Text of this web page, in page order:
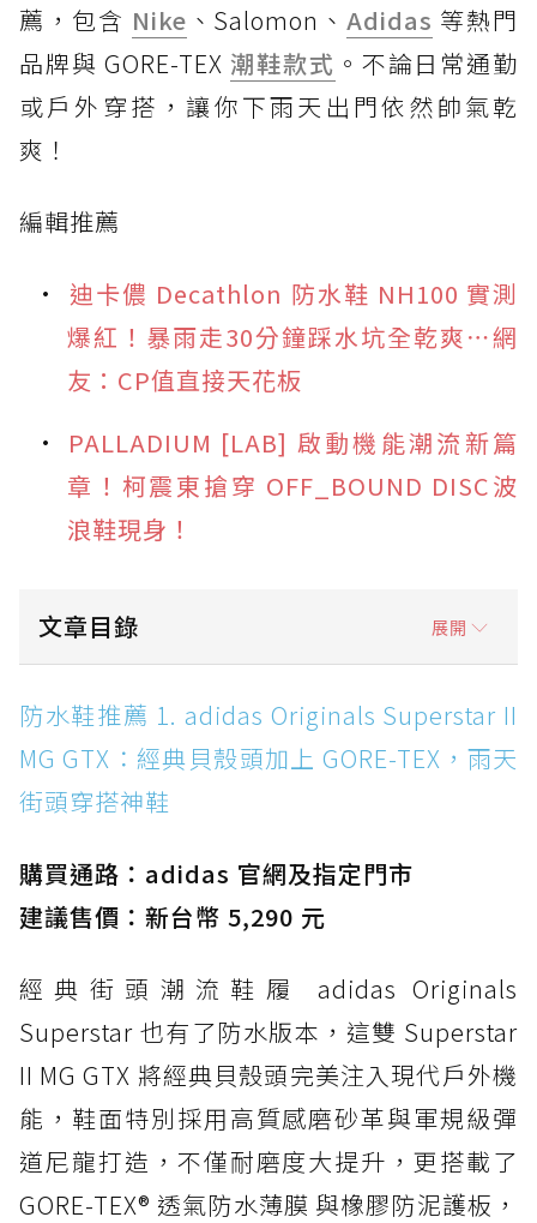
薦，包含 Nike 、Salomon、Adidas 等熱門
品牌與 GORE-TEX 潮鞋款式 。不論日常通勤
或戶外穿搭，讓你下雨天出門依然帥氣乾
爽！
編輯推薦
迪卡儂 Decathlon 防水鞋 NH100 實測
爆紅！暴雨走30分鐘踩水坑全乾爽⋯網
友：CP值直接天花板
PALLADIUM [LAB] 啟動機能潮流新篇
章！柯震東搶穿 OFF_BOUND DISC波
浪鞋現身！
文章目錄 展開
防水鞋推薦 1. adidas Originals Superstar II
MG GTX：經典貝殼頭加上 GORE-TEX，雨天街
頭穿搭神鞋
防水鞋推薦 2. New Balance Hierro v9 GORE-
防水鞋推薦 3. Nike Dunk Low GORE-TEX：
經典 Dunk 輪廓加上防水科技，雨天穿搭帥度不
打折
防水鞋推薦 4. ASICS TRABUCO 14 GTX：搭
載 GORE-TEX 隱形貼合科技，全方位防水神鞋
防水鞋推薦 5. Salomon XT-6 GORE-TEX：潮
人必備山系鞋王！防滑、防水與街頭顏值一次攻
頂
防水鞋推薦 6. HOKA Stinson Evo GTX：越野
復刻厚底，GORE-TEX 防水與增高神器一次滿
防水鞋推薦 1. adidas Originals Superstar II
MG GTX：經典貝殼頭加上 GORE-TEX，雨天
街頭穿搭神鞋
購買通路：adidas 官網及指定門市
建議售價：新台幣 5,290 元
經典街頭潮流鞋履 adidas Originals
Superstar 也有了防水版本，這雙 Superstar
II MG GTX 將經典貝殼頭完美注入現代戶外機
能，鞋面特別採用高質感磨砂革與軍規級彈
道尼龍打造，不僅耐磨度大提升，更搭載了
GORE-TEX® 透氣防水薄膜 與橡膠防泥護板，